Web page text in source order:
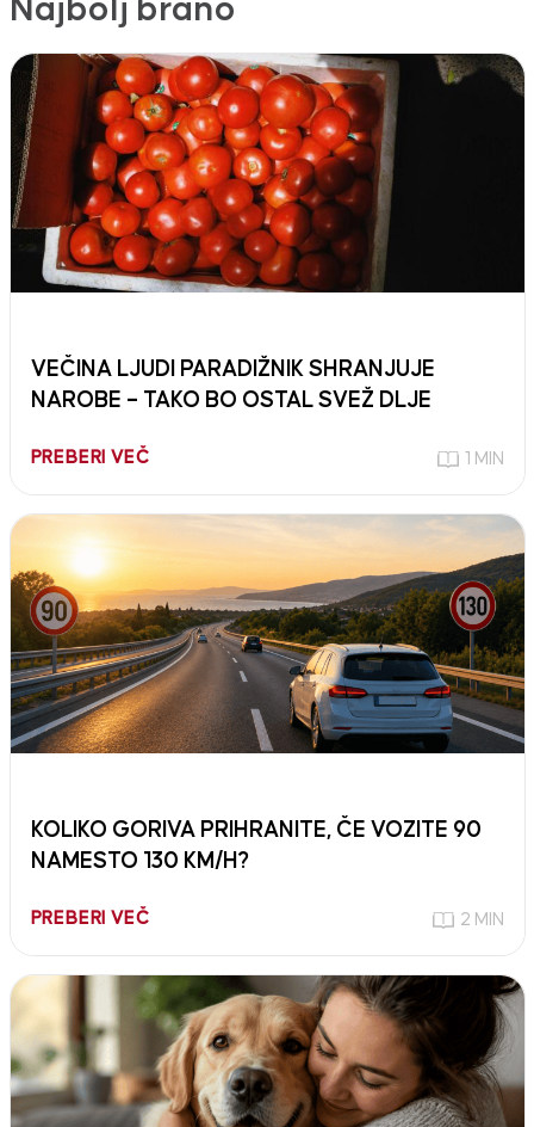
Najbolj brano
VEČINA LJUDI PARADIŽNIK SHRANJUJE
NAROBE – TAKO BO OSTAL SVEŽ DLJE
PREBERI VEČ 1 MIN
KOLIKO GORIVA PRIHRANITE, ČE VOZITE 90
NAMESTO 130 KM/H?
PREBERI VEČ 2 MIN